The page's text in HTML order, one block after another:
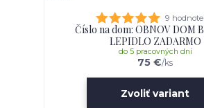
9
Číslo na dom: OBNOV DOM
LEPIDLO ZADARMO
75 €/ks
do 5 pracovných dní
Zvoliť variant